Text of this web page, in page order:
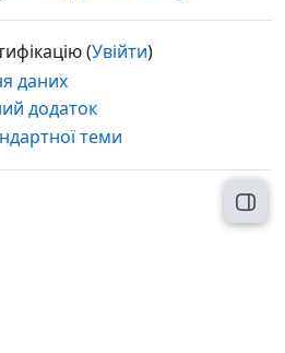
(Увійти)
даних
додаток
теми